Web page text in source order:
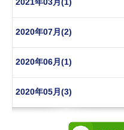
2020年07月(2)
2020年06月(1)
2020年05月(3)